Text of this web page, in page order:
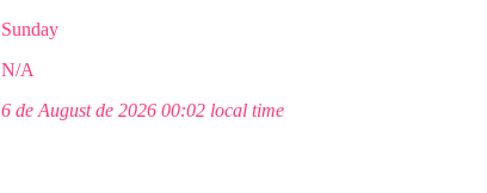
Sunday
N/A
6 de August de 2026 00:02 local time